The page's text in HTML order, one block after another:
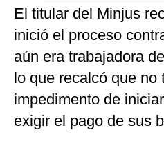
El titular del Minjus
inició el proceso
aún era trabajadora
lo que recalcó que no
impedimento de
exigir el pago de sus